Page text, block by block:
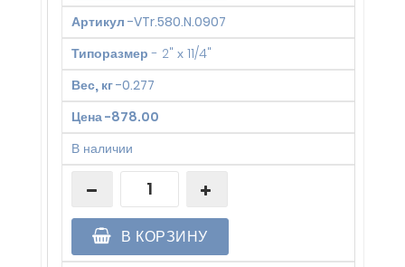
Артикул -VTr.580.N.0907
Типоразмер - 2" х 11/4"
Вес, кг-0.277
Цена-878.00
В наличии
В КОРЗИНУ